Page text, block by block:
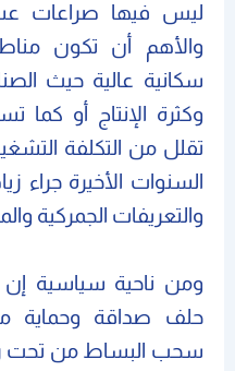
ليس فيها صراعات
والأهم أن تكون
سكانية عالية حيث
تقلل من التكلفة
السنوات الأخيرة جراء
والتعريفات الجمركية
ومن ناحية سياسية إن
حلف صداقة وحماية
سحب البساط من تحت